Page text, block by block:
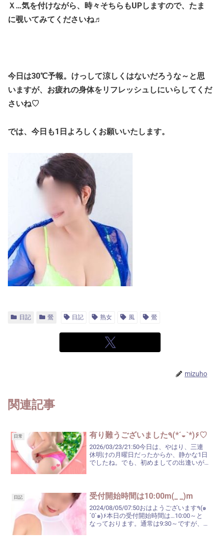
Ｘ…気を付けながら、時々そちらもUPしますので、たま
に覗いてみてくださいね♬
今日は30℃予報。けっして涼しくはないだろうな～と思
いますが、お疲れの身体をリフレッシュしにいらしてくだ
さいね♡
では、今日も1日よろしくお願いいたします。
日記 鶯 日記 熟女 風 鶯
mizuho
関連記事
日常 有り難うございました٩(*´◒`*)۶♡
2026/03/23/21:50今日は、やはり、三連
休明けの月曜日だったからか、静かな1日
でしたね。でも、初めましての出逢いが
日記 受付開始時間は10:00m(_ _)m
2024/08/05/07:50おはようございます٩(๑
´0`๑)۶本日の受付開始時間は…10:00～と
なっております。通常は9:30～ですが、